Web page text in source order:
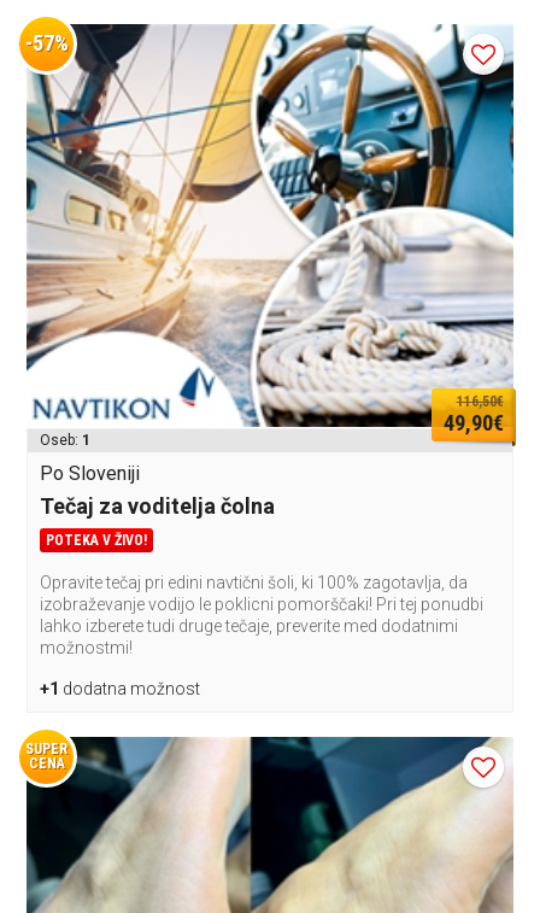
-57%
116,50€
49,90€
Oseb: 1
Po Sloveniji
Tečaj za voditelja čolna
POTEKA V ŽIVO!
Opravite tečaj pri edini navtični šoli, ki 100% zagotavlja, da
izobraževanje vodijo le poklicni pomorščaki! Pri tej ponudbi
lahko izberete tudi druge tečaje, preverite med dodatnimi
možnostmi!
+1 dodatna možnost
SUPER
CENA